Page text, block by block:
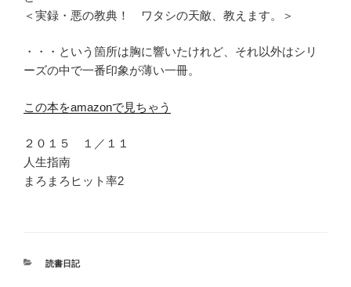
＜実録・悪の教典！ ワタシの天敵、教えます。＞
・・・という箇所は胸に響いたけれど、それ以外はシリ
ーズの中で一番印象が薄い一冊。
この本をamazonで見ちゃう
２０１５ １／１１
人生指南
まろまろヒット率2
カ
読書日記